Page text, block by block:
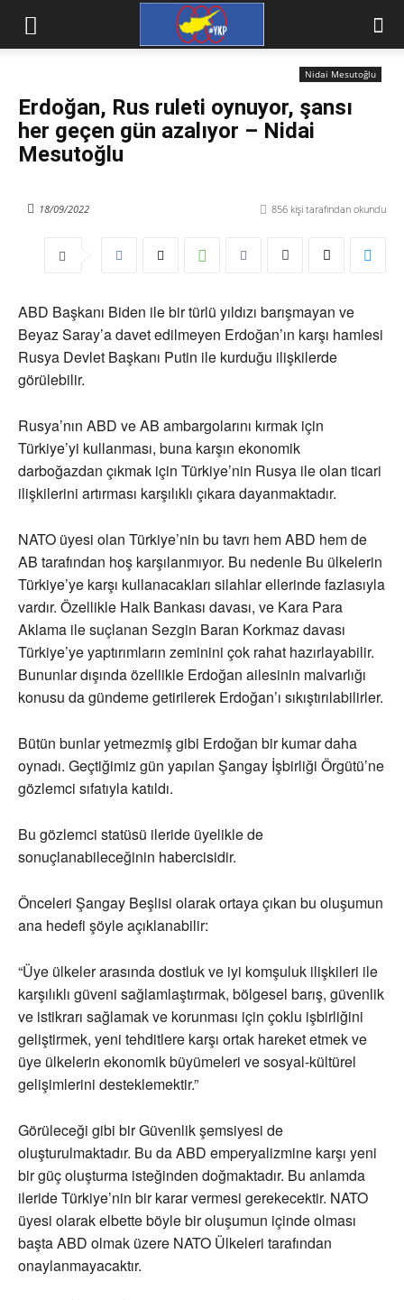
Nidai Mesutoğlu
Erdoğan, Rus ruleti oynuyor, şansı
her geçen gün azalıyor – Nidai
Mesutoğlu
856 kişi tarafından okundu
18/09/2022
ABD Başkanı Biden ile bir türlü yıldızı barışmayan ve
Beyaz Saray’a davet edilmeyen Erdoğan’ın karşı hamlesi
Rusya Devlet Başkanı Putin ile kurduğu ilişkilerde
görülebilir.
Rusya’nın ABD ve AB ambargolarını kırmak için
Türkiye’yi kullanması, buna karşın ekonomik
darboğazdan çıkmak için Türkiye’nin Rusya ile olan ticari
ilişkilerini artırması karşılıklı çıkara dayanmaktadır.
NATO üyesi olan Türkiye’nin bu tavrı hem ABD hem de
AB tarafından hoş karşılanmıyor. Bu nedenle Bu ülkelerin
Türkiye’ye karşı kullanacakları silahlar ellerinde fazlasıyla
vardır. Özellikle Halk Bankası davası, ve Kara Para
Aklama ile suçlanan Sezgin Baran Korkmaz davası
Türkiye’ye yaptırımların zeminini çok rahat hazırlayabilir.
Bununlar dışında özellikle Erdoğan ailesinin malvarlığı
konusu da gündeme getirilerek Erdoğan’ı sıkıştırılabilirler.
Bütün bunlar yetmezmiş gibi Erdoğan bir kumar daha
oynadı. Geçtiğimiz gün yapılan Şangay İşbirliği Örgütü’ne
gözlemci sıfatıyla katıldı.
Bu gözlemci statüsü ileride üyelikle de
sonuçlanabileceğinin habercisidir.
Önceleri Şangay Beşlisi olarak ortaya çıkan bu oluşumun
ana hedefi şöyle açıklanabilir:
“Üye ülkeler arasında dostluk ve iyi komşuluk ilişkileri ile
karşılıklı güveni sağlamlaştırmak, bölgesel barış, güvenlik
ve istikrarı sağlamak ve korunması için çoklu işbirliğini
geliştirmek, yeni tehditlere karşı ortak hareket etmek ve
üye ülkelerin ekonomik büyümeleri ve sosyal-kültürel
gelişimlerini desteklemektir.”
Görüleceği gibi bir Güvenlik şemsiyesi de
oluşturulmaktadır. Bu da ABD emperyalizmine karşı yeni
bir güç oluşturma isteğinden doğmaktadır. Bu anlamda
ileride Türkiye’nin bir karar vermesi gerekecektir. NATO
üyesi olarak elbette böyle bir oluşumun içinde olması
başta ABD olmak üzere NATO Ülkeleri tarafından
onaylanmayacaktır.